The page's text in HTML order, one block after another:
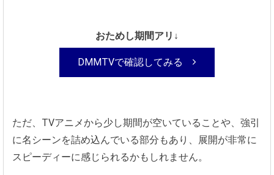
おためし期間アリ↓
DMMTVで確認してみる
ただ、TVアニメから少し期間が空いていることや、強引
に名シーンを詰め込んでいる部分もあり、展開が非常に
スピーディーに感じられるかもしれません。